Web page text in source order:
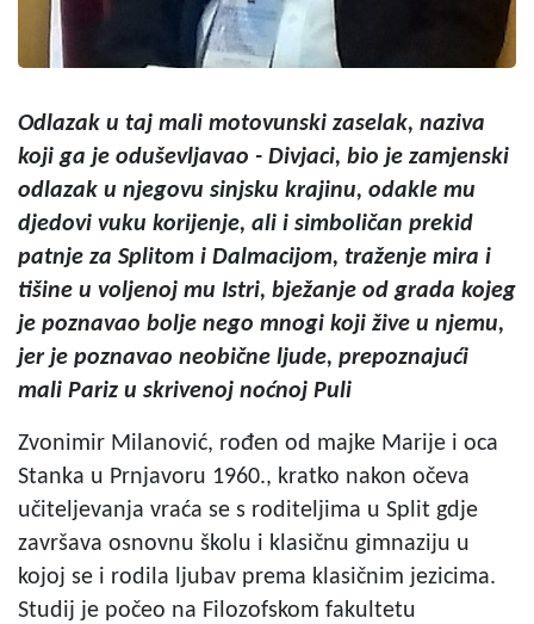
Odlazak u taj mali motovunski zaselak, naziva
koji ga je oduševljavao - Divjaci, bio je zamjenski
odlazak u njegovu sinjsku krajinu, odakle mu
djedovi vuku korijenje, ali i simboličan prekid
patnje za Splitom i Dalmacijom, traženje mira i
tišine u voljenoj mu Istri, bježanje od grada kojeg
je poznavao bolje nego mnogi koji žive u njemu,
jer je poznavao neobične ljude, prepoznajući
mali Pariz u skrivenoj noćnoj Puli
Zvonimir Milanović, rođen od majke Marije i oca
Stanka u Prnjavoru 1960., kratko nakon očeva
učiteljevanja vraća se s roditeljima u Split gdje
završava osnovnu školu i klasičnu gimnaziju u
kojoj se i rodila ljubav prema klasičnim jezicima.
Studij je počeo na Filozofskom fakultetu